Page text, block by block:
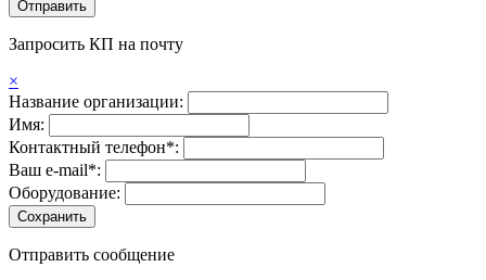
Запросить КП на почту
×
Название организации:
Имя:
Контактный телефон*:
Ваш e-mail*:
Оборудование:
Отправить сообщение